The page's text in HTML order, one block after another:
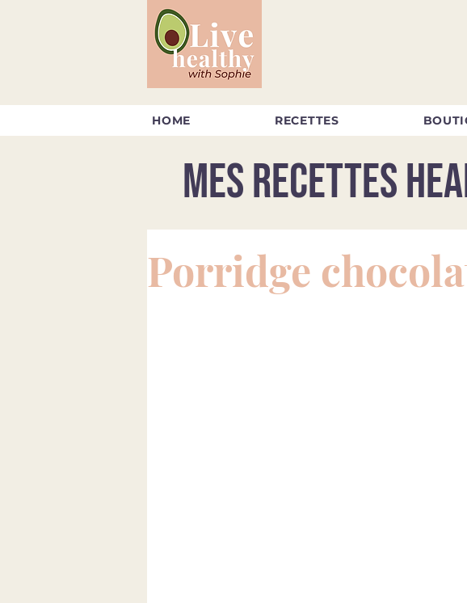
HOME RECETTES
Mes recettes
Porridge